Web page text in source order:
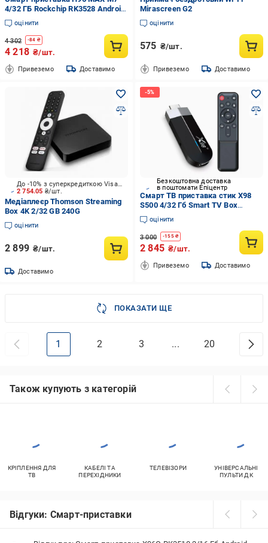
4/32 ГБ Rockchip RK3528 Android
13 Wi‑Fi 2.4/5G BT 5.1 звук 2×7
Вт (634421)
оцінити
4 302 -84 ₴
4 218 ₴/шт.
Привеземо Доставимо
Mirascreen G2
оцінити
575 ₴/шт.
Привеземо Доставимо
2 754.05 ₴/шт.
До -10% з суперкредиткою Visa Вигода
Медіаплеєр Thomson Streaming
Box 4K 2/32 GB 240G
оцінити
2 899 ₴/шт.
Доставимо
Безкоштовна доставка
в поштомати Епіцентр
Смарт ТВ приставка стик X98
S500 4/32 Гб Smart TV Box
Android 11 (553-2)
оцінити
3 000 -155₴
2 845 ₴/шт.
Привеземо Доставимо
ПОКАЗАТИ ЩЕ
1 2 3 ... 20
Також купують з категорій
КРІПЛЕННЯ ДЛЯ
ТВ
КАБЕЛІ ТА
ПЕРЕХІДНИКИ
ТЕЛЕВІЗОРИ
УНІВЕРСАЛЬНІ
ПУЛЬТИ ДК
Відгуки: Смарт-приставки